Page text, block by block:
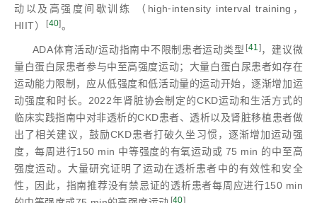
动以及高强度间歇训练 （high⁃intensity interval training，
HIIT）
[40]。
ADA体育活动/运动指南中不限制患者运动类型 [41]，建议微
量白蛋白尿患者参与中至高强度运动；大量白蛋白尿患者如存在
运动能力限制，应从低强度和低活动量的运动开始，逐渐增加运
动强度和时长。2022年肾脏协会制定的CKD运动和生活方式的
临床实践指南中对非透析的CKD患者、透析以及肾脏移植患者做
出了相关建议，鼓励CKD患者打破久坐习惯，逐渐增加运动强
度，每周进行150 min 中等强度的有氧运动或 75 min 的中至高
强度运动。大量研究证明了运动在透析患者中的有效性和安全
性，因此，指南推荐没有禁忌证的透析患者每周应进行150 min
[40]